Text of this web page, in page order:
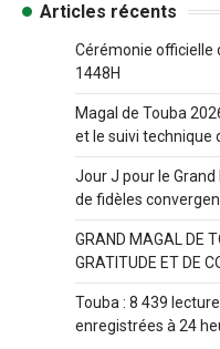
Articles récents
Cérémonie officielle
1448H
Magal de Touba
et le suivi technique
Jour J pour le
de fidèles
GRAND MAGAL DE
GRATITUDE ET DE
Touba : 8 439
enregistrées à 24